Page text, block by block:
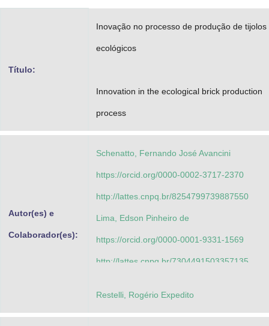
Título:
Inovação no processo de produção de tijolos
ecológicos
Innovation in the ecological brick production
process
Autor(es) e
Colaborador(es):
Schenatto, Fernando José Avancini
https://orcid.org/0000-0002-3717-2370
http://lattes.cnpq.br/8254799739887550
Lima, Edson Pinheiro de
https://orcid.org/0000-0001-9331-1569
http://lattes.cnpq.br/7304491503357135
Restelli, Rogério Expedito